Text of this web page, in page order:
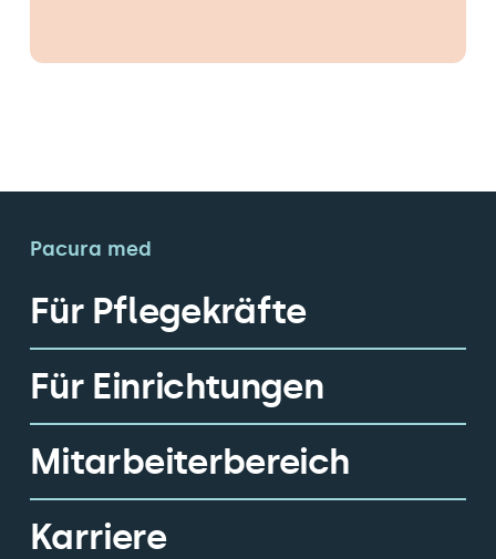
Pacura med
Für Pflegekräfte
Für Einrichtungen
Mitarbeiterbereich
Karriere